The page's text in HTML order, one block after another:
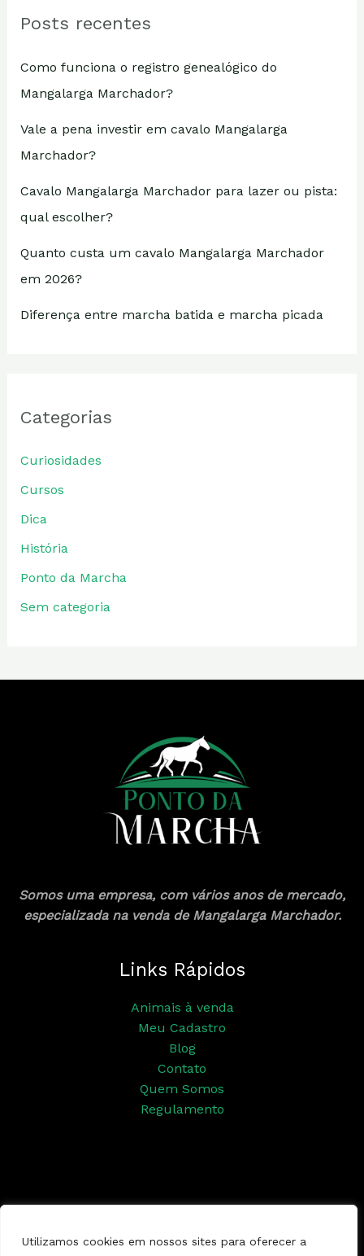
Utilizamos cookies em nossos sites para oferecer a
Posts recentes
Como funciona o registro genealógico do
Mangalarga Marchador?
Vale a pena investir em cavalo Mangalarga
Marchador?
Cavalo Mangalarga Marchador para lazer ou pista:
qual escolher?
Quanto custa um cavalo Mangalarga Marchador
em 2026?
Diferença entre marcha batida e marcha picada
Categorias
Curiosidades
Cursos
Dica
História
Ponto da Marcha
Sem categoria
Somos uma empresa, com vários anos de mercado,
especializada na venda de Mangalarga Marchador.
Links Rápidos
Animais à venda
Meu Cadastro
Blog
Contato
Quem Somos
Regulamento